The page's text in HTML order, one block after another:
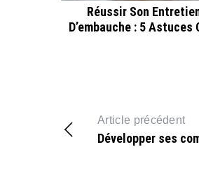
Réussir Son
D’embauche : 5 Astuces
Article précédent
Développer ses